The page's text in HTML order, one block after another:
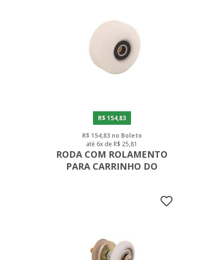
R$ 154,83
R$ 154,83 no Boleto
até 6x de R$ 25,81
RODA COM ROLAMENTO
PARA CARRINHO DO